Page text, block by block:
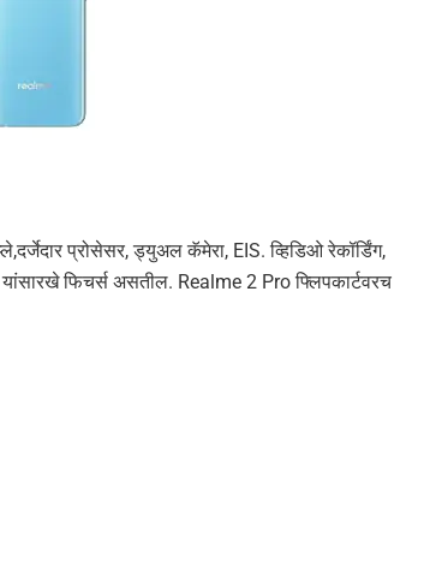
प्रोसेसर, ड्युअल कॅमेरा, EIS. व्हिडिओ रेकॉर्डिंग,
फिचर्स असतील. Realme 2 Pro फ्लिपकार्टवरच